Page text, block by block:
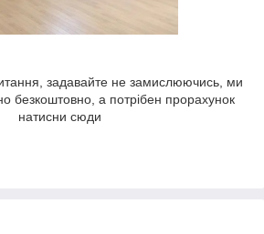
задавайте не замислюючись, ми
безкоштовно, а потрібен прорахунок
натисни сюди